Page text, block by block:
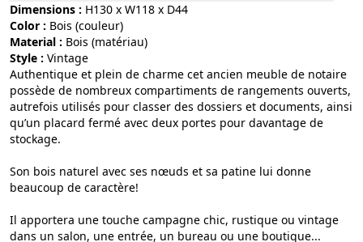
Dimensions : H130 x W118 x D44
Color :
bois (couleur)
Material :
bois (matériau)
Style :
vintage
Authentique et plein de charme cet ancien meuble de notaire
possède de nombreux compartiments de rangements ouverts,
autrefois utilisés pour classer des dossiers et documents, ainsi
qu’un placard fermé avec deux portes pour davantage de
stockage.
Son bois naturel avec ses nœuds et sa patine lui donne
beaucoup de caractère!
Il apportera une touche campagne chic, rustique ou vintage
dans un salon, une entrée, un bureau ou une boutique...